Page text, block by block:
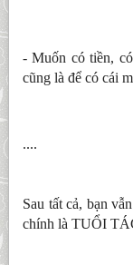
- Muốn có tiền,
cũng là để có cái
....
Sau tất cả, bạn
chính là TUỔI